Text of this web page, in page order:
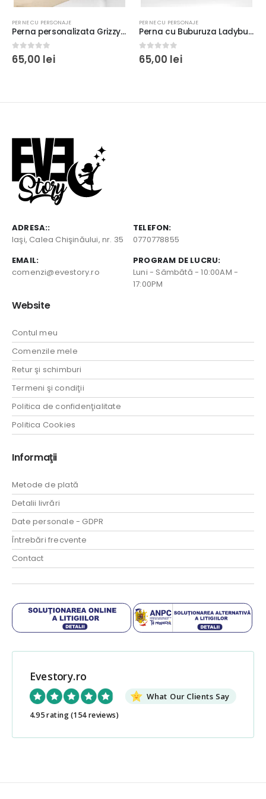
PERNE CU PERSONAJE
Perna personalizata Grizzy şi Lemingii, 40x40cm, poliester, cadou copii
0 out of 5
65,00 lei
PERNE CU PERSONAJE
Perna cu Buburuza Ladybug Miraculous personalizata, 40x40cm, moale
0 out of 5
65,00 lei
ADRESA::
Iaşi, Calea Chişinăului, nr. 35
TELEFON:
0770778855
EMAIL:
comenzi@evestory.ro
PROGRAM DE LUCRU:
Luni - Sâmbătă - 10:00AM -
17:00PM
Website
Contul meu
Comenzile mele
Retur şi schimburi
Termeni şi condiţii
Politica de confidenţialitate
Politica Cookies
Informaţii
Metode de plată
Detalii livrări
Date personale - GDPR
Întrebări frecvente
Contact
Evestory.ro
What Our Clients Say
4.95 rating(154 reviews)